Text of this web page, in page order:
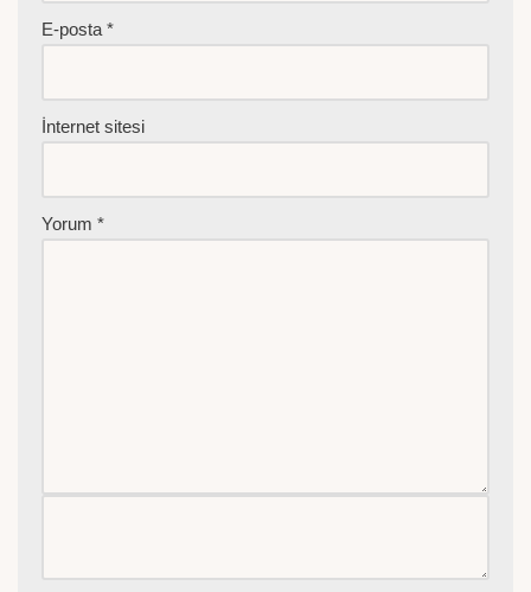
E-posta *
İnternet sitesi
Yorum *